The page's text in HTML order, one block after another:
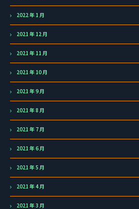
2022 年 1 月
2021 年 12 月
2021 年 11 月
2021 年 10 月
2021 年 9 月
2021 年 8 月
2021 年 7 月
2021 年 6 月
2021 年 5 月
2021 年 4 月
2021 年 3 月